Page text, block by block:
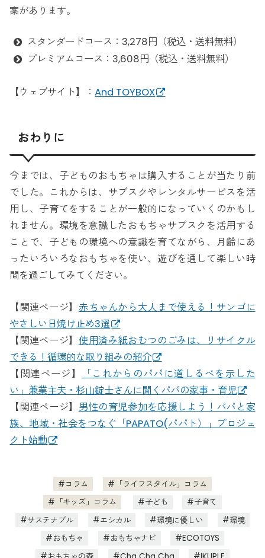
案があります。
スタンダードコース：3,278円（税込・送料無料）
プレミアムコース：3,608円（税込・送料無料）
【ウェブサイト】：And TOYBOX
おわりに
今までは、子どものおもちゃは購入することが当たり前
でした。これからは、サブスクやレンタルサービスを活
用し、子育てをすることが一般的になっていくのかもし
れません。環境を意識したおもちゃサブスクを活用する
ことで、子どもの環境への意識を育てながら、月齢にあ
ったいろいろなおもちゃを使い、遊びを通して楽しい時
間を過ごしてみてください。
【関連ページ】 赤ちゃんから大人まで使える！サンゴに
やさしい日焼け止め3選
【関連ページ】 使用済み紙おむつのごみは、リサイクル
できる！循環的な取り組みの紹介
【関連ページ】
「これからのパパに道しるべを示した
い」兼業主夫・杉山錠士さんに聞くパパの家事・育児
【関連ページ】 男性の育児参加を応援しよう！パパと家
族、地域・社会をつなぐ「PAPATO(パパト）」プロジェ
クト始動
コラム
「ライフスタイル」コラム
「キッズ」コラム
子ども
子育て
サステナブル
エシカル 環境に優しい
環境
おもちゃ
おもちゃナビ
ECOTOYS